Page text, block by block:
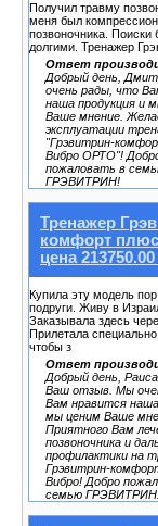
Получил травму
меня был
позвоночника. Поиски
долгими. Тренажер
Ответ
Добрый день,
очень рады, что
наша продукция и
Ваше мнение.
эксплуатации
"Грэвитрин-
Вибро ОРТО"!
пожаловать в
ГРЭВИТРИН!
Тренажер
комфорт
цена
Купила эту модель
подруги. Живу в
Заказывала здесь
Прилетала специально
чтобы з
Ответ
Добрый день,
Ваш отзыв. Мы
Вам нравится наша
мы ценим Ваше
Приятного Вам
позвоночника и
профилактики на
Грэвитрин-
Вибро! Добро
семью